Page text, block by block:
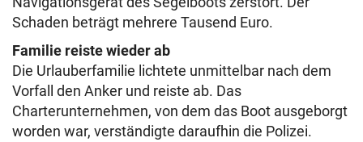
Schaden beträgt mehrere Tausend Euro.
Familie reiste wieder ab
Die Urlauberfamilie lichtete unmittelbar nach dem
Vorfall den Anker und reiste ab. Das
Charterunternehmen, von dem das Boot ausgeborgt
worden war, verständigte daraufhin die Polizei.